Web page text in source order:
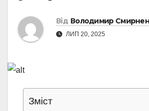
Від Володимир
ЛИП 20, 2025
Зміст